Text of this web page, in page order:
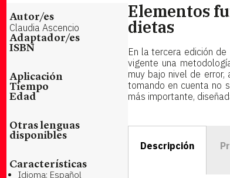
Autor/es
Claudia Ascencio
Adaptador/es
ISBN
Aplicación
Tiempo
Edad
Otras lenguas
disponibles
Características
Idioma: Español
Elementos
dietas
En la tercera edición
vigente una
muy bajo nivel de
tomando en cuenta no
más importante,
Descripción